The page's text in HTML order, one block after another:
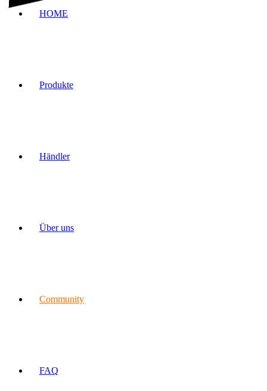
HOME
Produkte
Händler
Über uns
Community
FAQ